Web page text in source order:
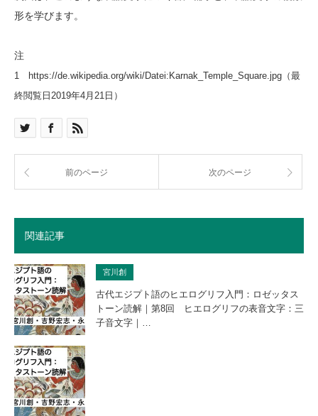
形を学びます。
注
1 https://de.wikipedia.org/wiki/Datei:Karnak_Temple_Square.jpg（最
終閲覧日2019年4月21日）
前のページ 次のページ
関連記事
宮川創
古代エジプト語のヒエログリフ入門：ロゼッタス
トーン読解｜第8回 ヒエログリフの表音文字：三
子音文字｜…